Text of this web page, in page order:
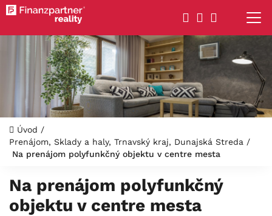
Úvod /
Prenájom, Sklady a haly, Trnavský kraj, Dunajská Streda /
Na prenájom polyfunkčný objektu v centre mesta
Na prenájom polyfunkčný
objektu v centre mesta